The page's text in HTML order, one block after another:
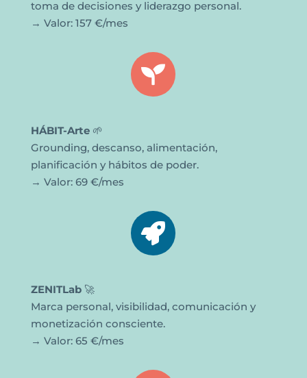
toma de decisiones y liderazgo personal.
→ Valor: 157 €/mes

HÁBIT-Arte🌱
Grounding, descanso, alimentación,
planificación y hábitos de poder.
→ Valor: 69 €/mes

ZENITLab🚀
Marca personal, visibilidad, comunicación y
monetización consciente.
→ Valor: 65 €/mes